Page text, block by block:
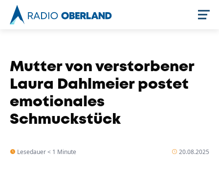
Mutter von verstorbener
Laura Dahlmeier postet
emotionales
Schmuckstück
Lesedauer < 1 Minute 20.08.2025